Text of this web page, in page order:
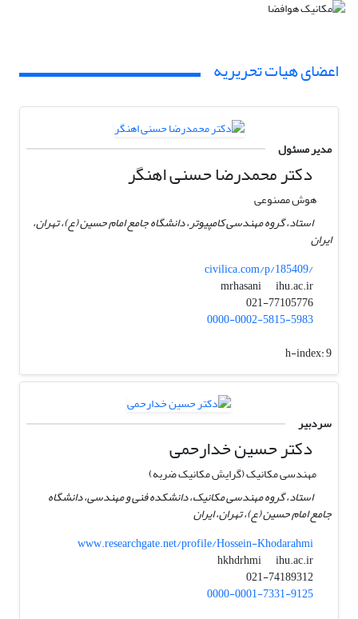
اعضای هیات تحریریه
مدیر مسئول
دکتر محمدرضا حسنی اهنگر
هوش مصنوعی
استاد، گروه مهندسی کامپیوتر، دانشگاه جامع امام حسین (ع)، تهران،
ایران
civilica.com/p/185409/
mrhasani
ihu.ac.ir
021-77105776
0000-0002-5815-5983
h-index:9
سردبیر
دکتر حسین خدارحمی
مهندسی مکانیک (گرایش مکانیک ضربه)
استاد، گروه مهندسی مکانیک، دانشکده فنی و مهندسی، دانشگاه
جامع امام حسین (ع)، تهران، ایران
www.researchgate.net/profile/Hossein-Khodarahmi
hkhdrhmi
ihu.ac.ir
021-74189312
0000-0001-7331-9125